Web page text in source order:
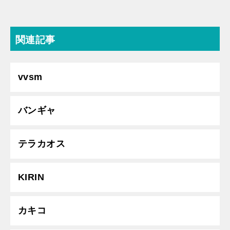
関連記事
vvsm
バンギャ
テラカオス
KIRIN
カキコ